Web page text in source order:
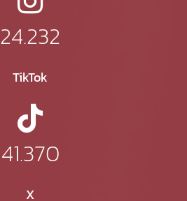
24.232
TikTok
41.370
X